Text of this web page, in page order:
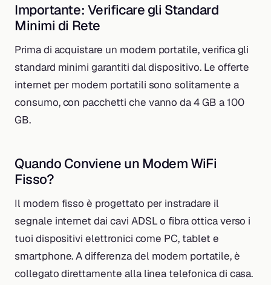
Importante: Verificare gli Standard
Minimi di Rete
Prima di acquistare un modem portatile, verifica gli
standard minimi garantiti dal dispositivo. Le offerte
internet per modem portatili sono solitamente a
consumo, con pacchetti che vanno da 4 GB a 100
GB.
Quando Conviene un Modem WiFi
Fisso?
Il modem fisso è progettato per instradare il
segnale internet dai cavi ADSL o fibra ottica verso i
tuoi dispositivi elettronici come PC, tablet e
smartphone. A differenza del modem portatile, è
collegato direttamente alla linea telefonica di casa.